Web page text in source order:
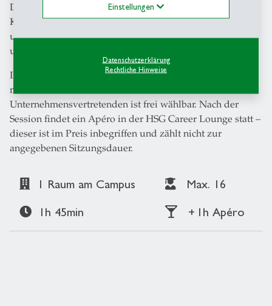
Einstellungen
Datenschutzerklärung
Rechtliche Hinweise
Diese interaktive Methode ermöglicht ein persönliches
Kennenlernen auf mehreren Ebenen – von Teamfähigkeit
und Kommunikation bis hin zu strategischem Denken
und Kreativität.
Ihr Event findet auf dem Campus statt und richtet sich an
maximal 16 Studierende. Die Anzahl der
Unternehmensvertretenden ist frei wählbar. Nach der
Session findet ein Apéro in der HSG Career Lounge statt –
dieser ist im Preis inbegriffen und zählt nicht zur
angegebenen Sitzungsdauer.
1 Raum am Campus
1h 45min
Max. 16
+ 1h Apéro